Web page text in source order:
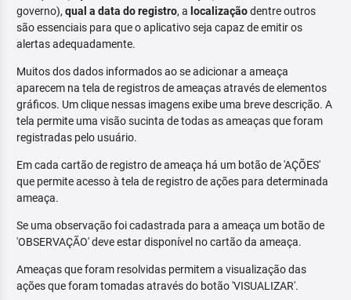
governo), qual a data do registro, a localizaçãodentre outros
são essenciais para que o aplicativo seja capaz de emitir os
alertas adequadamente.
Muitos dos dados informados ao se adicionar a ameaça
aparecem na tela de registros de ameaças através de elementos
gráficos. Um clique nessas imagens exibe uma breve descrição. A
tela permite uma visão sucinta de todas as ameaças que foram
registradas pelo usuário.
Em cada cartão de registro de ameaça há um botão de 'AÇÕES'
que permite acesso à tela de registro de ações para determinada
ameaça.
Se uma observação foi cadastrada para a ameaça um botão de
'OBSERVAÇÃO' deve estar disponível no cartão da ameaça.
Ameaças que foram resolvidas permitem a visualização das
ações que foram tomadas através do botão 'VISUALIZAR'.